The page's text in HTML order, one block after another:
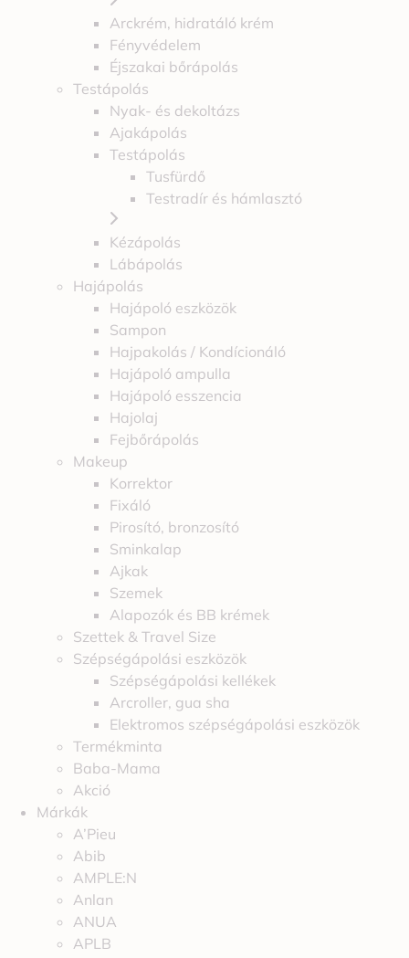
Arckrém, hidratáló krém
Fényvédelem
Éjszakai bőrápolás
Testápolás
Nyak- és dekoltázs
Ajakápolás
Testápolás
Tusfürdő
Testradír és hámlasztó
Kézápolás
Lábápolás
Hajápolás
Hajápoló eszközök
Sampon
Hajpakolás / Kondícionáló
Hajápoló ampulla
Hajápoló esszencia
Hajolaj
Fejbőrápolás
Makeup
Korrektor
Fixáló
Pirosító, bronzosító
Sminkalap
Ajkak
Szemek
Alapozók és BB krémek
Szettek & Travel Size
Szépségápolási eszközök
Szépségápolási kellékek
Arcroller, gua sha
Elektromos szépségápolási eszközök
Termékminta
Baba-Mama
Akció
Márkák
A’Pieu
Abib
AMPLE:N
Anlan
ANUA
APLB